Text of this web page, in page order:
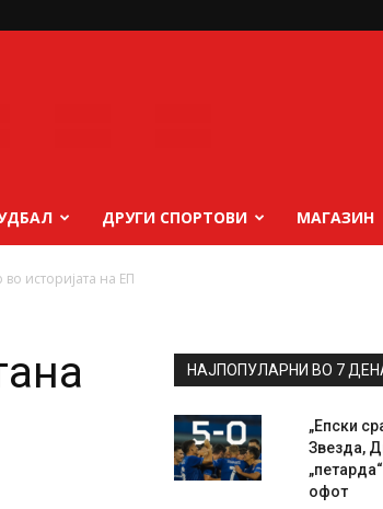
ДРУГИ СПОРТОВИ МАГАЗИН
историјата на ЕП
НАЈПОПУЛАРНИ ВО 7
„Епски
Звезда,
офот